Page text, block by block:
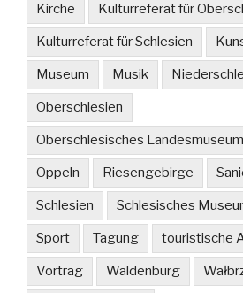
Kirche Kulturreferat für
Kulturreferat für Schlesien
Museum Musik
Oberschlesien
Oberschlesisches
Oppeln Riesengebirge
Schlesien Schlesisches
Sport Tagung touristische
Vortrag Waldenburg